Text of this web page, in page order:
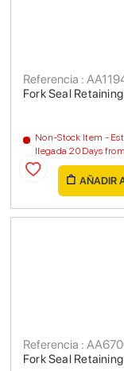
Fork Seal
Referencia :
Non-Stock Item -
llegada 20 Days
AÑADIR
Fork Seal
Referencia :